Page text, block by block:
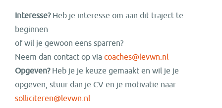
Interesse?Heb je interesse om aan dit traject te
beginnen
of wil je gewoon eens sparren?
Neem dan contact op via coaches@levwn.nl
Opgeven?Heb je je keuze gemaakt en wil je je
opgeven, stuur dan je CV en je motivatie naar
solliciteren@levwn.nl